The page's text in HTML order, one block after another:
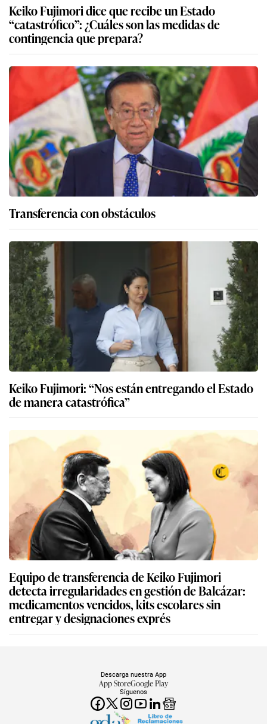
Keiko Fujimori dice que recibe un Estado
“catastrófico”: ¿Cuáles son las medidas de
contingencia que prepara?
Transferencia con obstáculos
Keiko Fujimori: “Nos están entregando el Estado
de manera catastrófica”
Equipo de transferencia de Keiko Fujimori
detecta irregularidades en gestión de Balcázar:
medicamentos vencidos, kits escolares sin
entregar y designaciones exprés
Síguenos
Descarga nuestra App
App StoreGoogle Play